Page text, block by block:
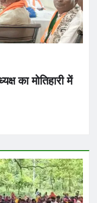
का मोतिहारी में